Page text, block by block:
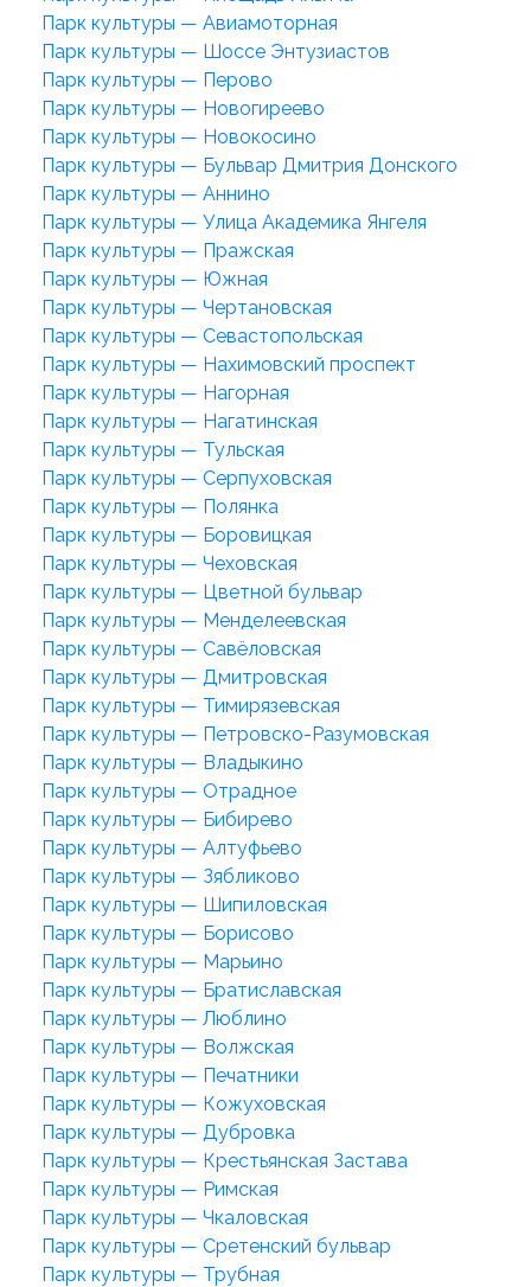
Парк культуры — Авиамоторная
Парк культуры — Шоссе Энтузиастов
Парк культуры — Перово
Парк культуры — Новогиреево
Парк культуры — Новокосино
Парк культуры — Бульвар Дмитрия Донского
Парк культуры — Аннино
Парк культуры — Улица Академика Янгеля
Парк культуры — Пражская
Парк культуры — Южная
Парк культуры — Чертановская
Парк культуры — Севастопольская
Парк культуры — Нахимовский проспект
Парк культуры — Нагорная
Парк культуры — Нагатинская
Парк культуры — Тульская
Парк культуры — Серпуховская
Парк культуры — Полянка
Парк культуры — Боровицкая
Парк культуры — Чеховская
Парк культуры — Цветной бульвар
Парк культуры — Менделеевская
Парк культуры — Савёловская
Парк культуры — Дмитровская
Парк культуры — Тимирязевская
Парк культуры — Петровско-Разумовская
Парк культуры — Владыкино
Парк культуры — Отрадное
Парк культуры — Бибирево
Парк культуры — Алтуфьево
Парк культуры — Зябликово
Парк культуры — Шипиловская
Парк культуры — Борисово
Парк культуры — Марьино
Парк культуры — Братиславская
Парк культуры — Люблино
Парк культуры — Волжская
Парк культуры — Печатники
Парк культуры — Кожуховская
Парк культуры — Дубровка
Парк культуры — Крестьянская Застава
Парк культуры — Римская
Парк культуры — Чкаловская
Парк культуры — Сретенский бульвар
Парк культуры — Трубная